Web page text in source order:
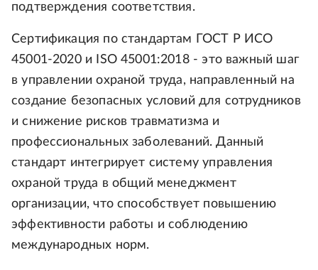
подтверждения соответствия.
Сертификация по стандартам ГОСТ Р ИСО
45001-2020 и ISO 45001:2018 - это важный шаг
в управлении охраной труда, направленный на
создание безопасных условий для сотрудников
и снижение рисков травматизма и
профессиональных заболеваний. Данный
стандарт интегрирует систему управления
охраной труда в общий менеджмент
организации, что способствует повышению
эффективности работы и соблюдению
международных норм.